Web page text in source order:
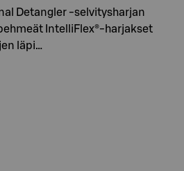
Detangler -selvitysharjan
IntelliFlex®-harjakset
läpi…